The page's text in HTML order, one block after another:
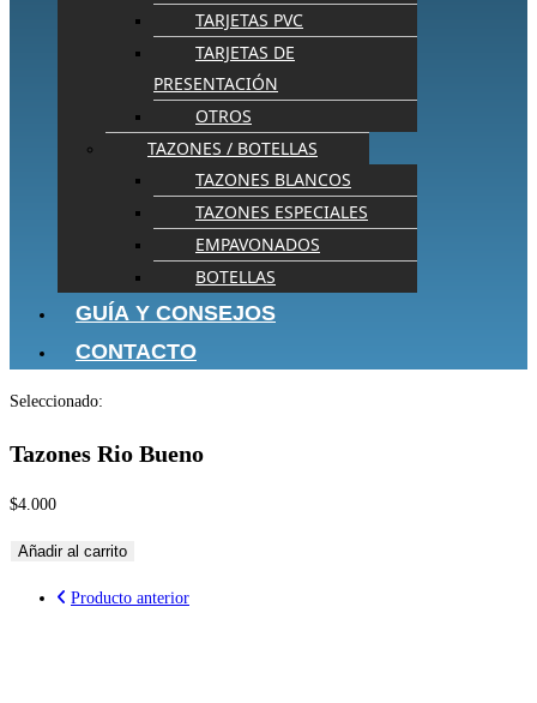
TARJETAS PVC
TARJETAS DE
PRESENTACIÓN
OTROS
TAZONES / BOTELLAS
TAZONES BLANCOS
TAZONES ESPECIALES
EMPAVONADOS
BOTELLAS
GUÍA Y CONSEJOS
CONTACTO
Seleccionado:
Tazones Rio Bueno
$4.000
Añadir al carrito
Producto anterior